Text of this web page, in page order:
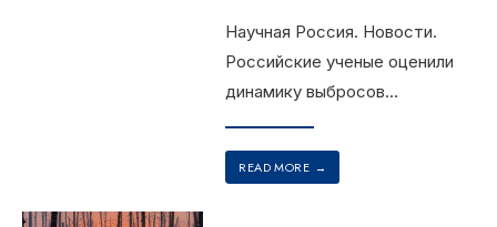
Научная Россия. Новости.
Российские ученые оценили
динамику выбросов...
READ MORE →